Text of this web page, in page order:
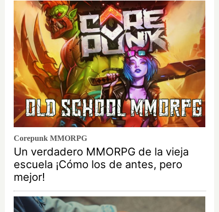
Corepunk MMORPG
Un verdadero MMORPG de la vieja
escuela ¡Cómo los de antes, pero
mejor!